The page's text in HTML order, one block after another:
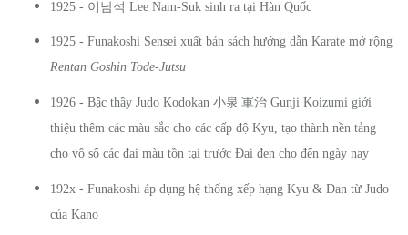
1925 - 이남석 Lee Nam-Suk sinh ra tại Hàn Quốc
1925 - Funakoshi Sensei xuất bản sách hướng dẫn Karate mở rộng
Rentan Goshin Tode-Jutsu
1926 - Bậc thầy Judo Kodokan 小泉 軍治 Gunji Koizumi giới
thiệu thêm các màu sắc cho các cấp độ Kyu, tạo thành nền tảng
cho vô số các đai màu tồn tại trước Đai đen cho đến ngày nay
192x - Funakoshi áp dụng hệ thống xếp hạng Kyu & Dan từ Judo
của Kano